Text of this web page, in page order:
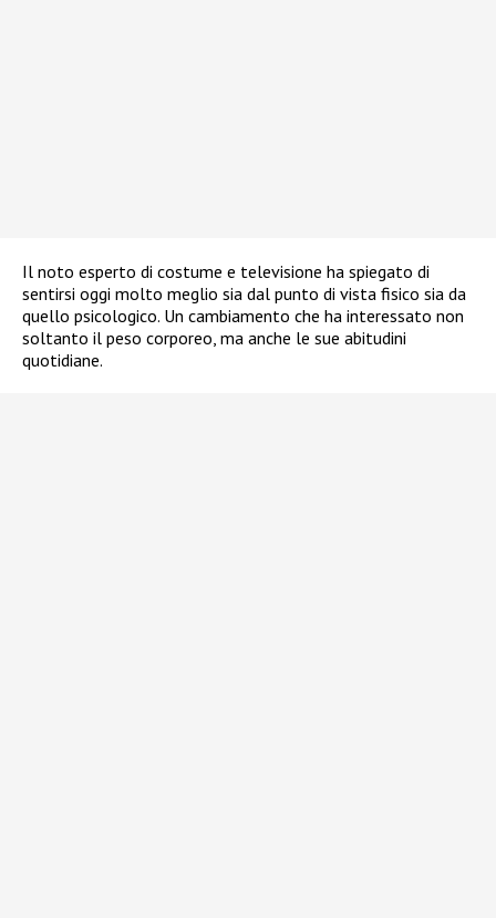
Il noto esperto di costume e televisione ha spiegato di
sentirsi oggi molto meglio sia dal punto di vista fisico sia da
quello psicologico. Un cambiamento che ha interessato non
soltanto il peso corporeo, ma anche le sue abitudini
quotidiane.